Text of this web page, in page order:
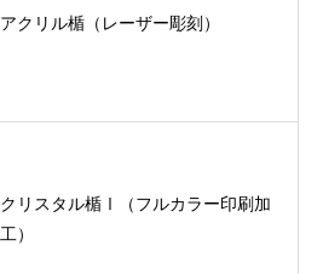
アクリル楯（レーザー彫刻）
クリスタル楯Ⅰ（フルカラー印刷加
工）